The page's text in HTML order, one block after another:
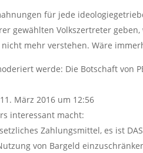
für jede
gewählten Volkszertreter
mehr verstehen. Wäre
werde: Die Botschaft
März 2016 um 12:56
interessant macht:
Zahlungsmittel, es ist DAS
von Bargeld